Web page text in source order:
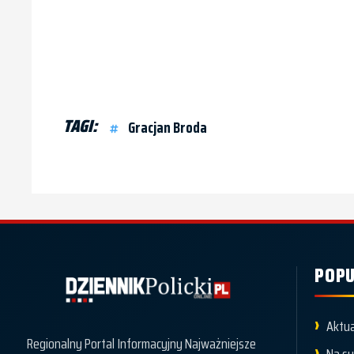
TAGI: Gracjan Broda
Dziennik Policki
Regionalny Portal Informacyjny Najważniejsze